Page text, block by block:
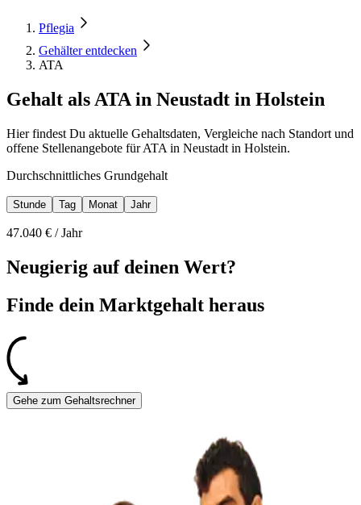
Pflegia
Gehälter entdecken
ATA
Gehalt als ATA in Neustadt in Holstein
Hier findest Du aktuelle Gehaltsdaten, Vergleiche nach Standort und
offene Stellenangebote für ATA in Neustadt in Holstein.
Durchschnittliches Grundgehalt
Stunde Tag Monat Jahr
47.040 € /Jahr
Neugierig auf deinen Wert?
Finde dein Marktgehalt heraus
Gehe zum Gehaltsrechner